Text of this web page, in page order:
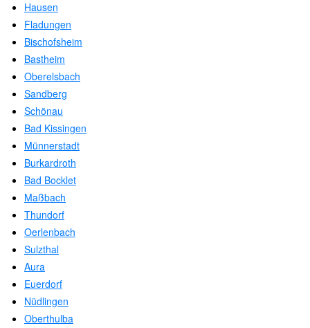
Hausen
Fladungen
Bischofsheim
Bastheim
Oberelsbach
Sandberg
Schönau
Bad Kissingen
Münnerstadt
Burkardroth
Bad Bocklet
Maßbach
Thundorf
Oerlenbach
Sulzthal
Aura
Euerdorf
Nüdlingen
Oberthulba